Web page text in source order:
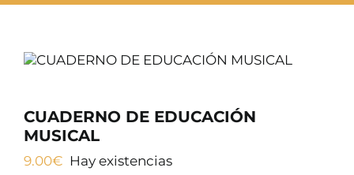
SERVICIOS TALLER
CUADERNO DE EDUCACIÓN
MUSICAL
9.00€ Hay existencias